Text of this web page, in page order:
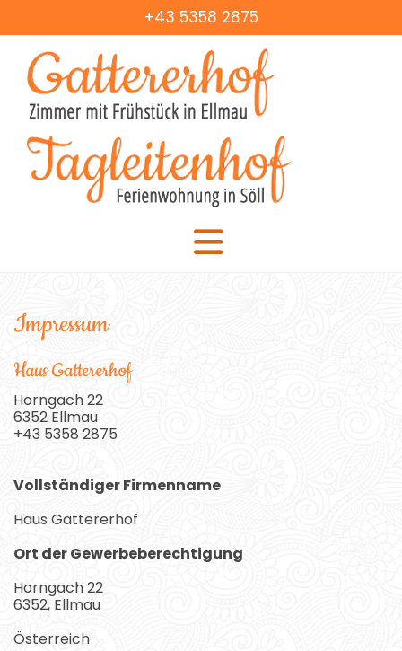
+43 5358 2875
Impressum
Haus Gattererhof
Horngach 22
6352 Ellmau
+43 5358 2875
Vollständiger Firmenname
Haus Gattererhof
Ort der Gewerbeberechtigung
Horngach 22
6352, Ellmau
Österreich